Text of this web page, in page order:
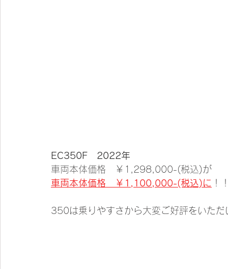
EC350F　2022年
車両本体価格　￥1,298,000-(税込)が
車両本体価格　￥1,100,000-(税込)に ！
350は乗りやすさから大変ご好評をいただ